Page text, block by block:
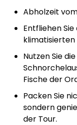
Abholzeit
Entfliehen
Nutzen Sie
Fische der
Packen Sie
sondern
der Tour.